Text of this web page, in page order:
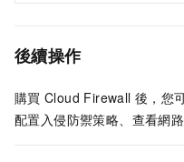
後續操作
購買 Cloud Firewall 後，您
配置入侵防禦策略、查看網